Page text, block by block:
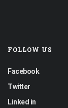
FOLLOW US
Facebook
Twitter
Linked in